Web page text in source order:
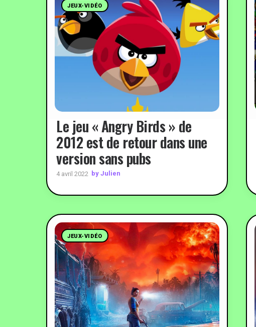
JEUX-VIDÉO
Le jeu « Angry Birds » de
2012 est de retour dans une
version sans pubs
4 avril 2022 by Julien
JEUX-VIDÉO